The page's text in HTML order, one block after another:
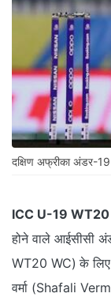
दक्षिण अफ्रीका अंडर-
ICC U-19
होने वाले आईसीसी
WT20 WC) के लिए
वर्मा (Shafali